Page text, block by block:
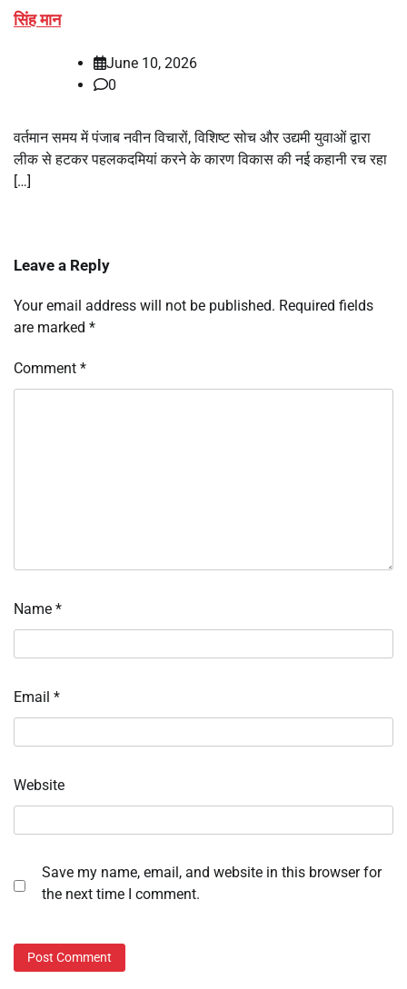
सिंह मान
June 10, 2026
0
वर्तमान समय में पंजाब नवीन विचारों, विशिष्ट सोच और उद्यमी युवाओं द्वारा
लीक से हटकर पहलकदमियां करने के कारण विकास की नई कहानी रच रहा
[…]
Leave a Reply
Your email address will not be published. Required fields
are marked *
Comment *
Name *
Email *
Website
Save my name, email, and website in this browser for
the next time I comment.